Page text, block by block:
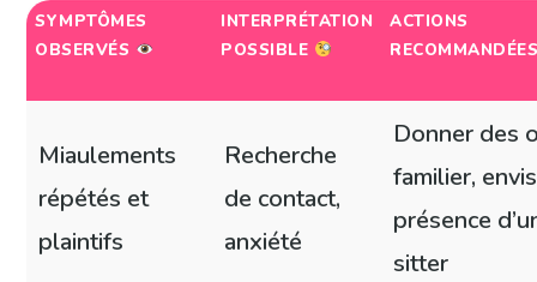
SYMPTÔMES
OBSERVÉS
INTERPRÉTATION
POSSIBLE
ACTIONS
Miaulements
répétés et
plaintifs
Recherche
de contact,
anxiété
Donner des
familier,
présence
sitter